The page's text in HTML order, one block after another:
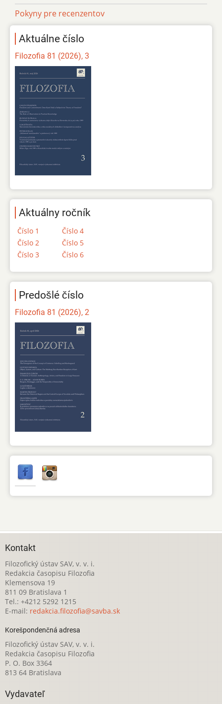
Pokyny pre recenzentov
Aktuálne číslo
Filozofia 81 (2026), 3
Aktuálny ročník
Číslo 1
Číslo 2
Číslo 3
Číslo 4
Číslo 5
Číslo 6
Predošlé číslo
Filozofia 81 (2026), 2
Kontakt
Filozofický ústav SAV, v. v. i.
Redakcia časopisu Filozofia
Klemensova 19
811 09 Bratislava 1
Tel.: +4212 5292 1215
E-mail: redakcia.filozofia@savba.sk
Korešpondenčná adresa
Filozofický ústav SAV, v. v. i.
Redakcia časopisu Filozofia
P. O. Box 3364
813 64 Bratislava
Vydavateľ